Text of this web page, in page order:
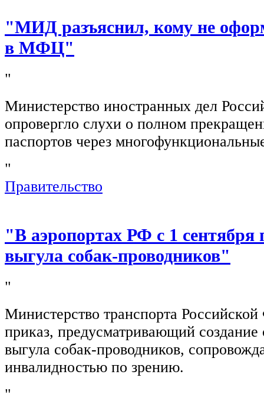
"МИД разъяснил, кому не
в МФЦ"
"
Министерство иностранных дел
опровергло слухи о полном
паспортов через
"
Правительство
"В аэропортах РФ с 1 сентября
выгула собак-проводников"
"
Министерство транспорта
приказ, предусматривающий создание
выгула собак-проводников,
инвалидностью по зрению.